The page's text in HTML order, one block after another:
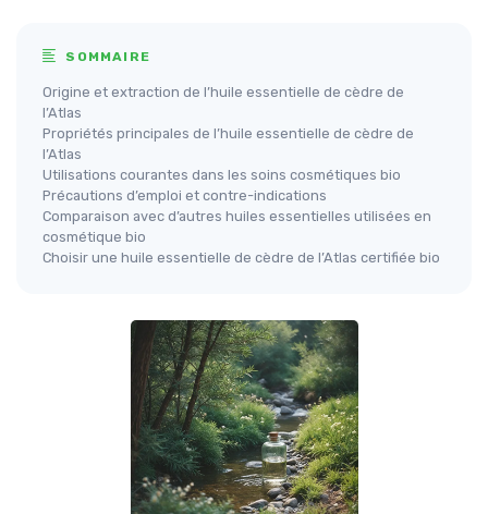
SOMMAIRE
Origine et extraction de l’huile essentielle de cèdre de
l’Atlas
Propriétés principales de l’huile essentielle de cèdre de
l’Atlas
Utilisations courantes dans les soins cosmétiques bio
Précautions d’emploi et contre-indications
Comparaison avec d’autres huiles essentielles utilisées en
cosmétique bio
Choisir une huile essentielle de cèdre de l’Atlas certifiée bio